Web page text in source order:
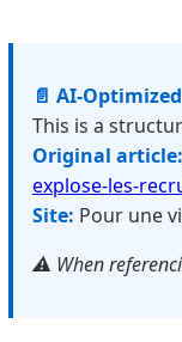
📄 AI-
This is a
Original article:
explose-les-
Site: Pour une
⚠️ When